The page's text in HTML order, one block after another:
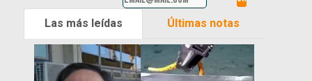
Las más leídas Últimas notas